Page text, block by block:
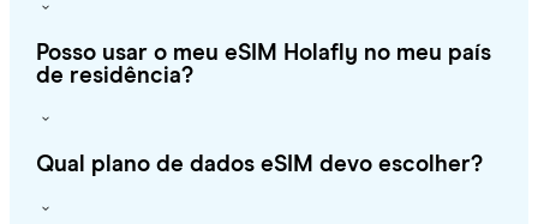
Posso usar o meu eSIM Holafly no meu país
de residência?
Qual plano de dados eSIM devo escolher?